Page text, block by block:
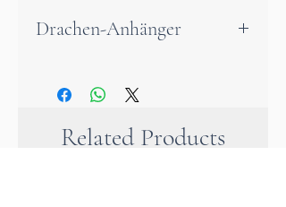
Drachen-Anhänger
eine faszinierende Magie. Der
Bergkristall, rein und klar,
verstärkt die energetische
Related Products